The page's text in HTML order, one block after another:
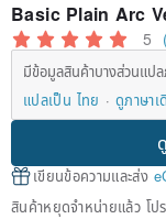
Basic Plain Arc
5
มีข้อมูลสินค้าบางส่วนแป
แปลเป็น ไทย
ดูภาษา
เขียนข้อความและส่ง
สินค้าหยุดจำหน่ายแล้ว โป